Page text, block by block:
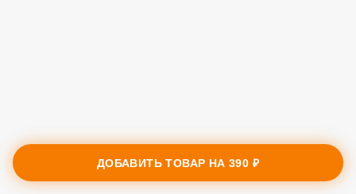
ДОБАВИТЬ ТОВАР НА390 ₽